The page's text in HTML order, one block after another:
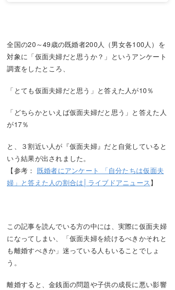
全国の20～49歳の既婚者200人（男女各100人）を
対象に「仮面夫婦だと思うか？」というアンケート
調査をしたところ、
「とても仮面夫婦だと思う」と答えた人が10％
「どちらかといえば仮面夫婦だと思う」と答えた人
が17％
と、３割近い人が『仮面夫婦』だと自覚していると
いう結果が出されました。
【参考： 既婚者にアンケート 「自分たちは仮面夫
婦」と答えた人の割合は│ライブドアニュース 】
この記事を読んでいる方の中には、実際に仮面夫婦
になってしまい、「仮面夫婦を続けるべきかそれと
も離婚すべきか」迷っている人もいることでしょ
う。
離婚すると、金銭面の問題や子供の成長に悪い影響